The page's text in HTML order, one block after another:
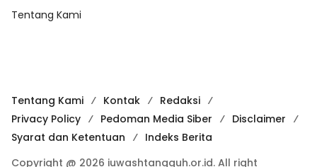
Tentang Kami
Tentang Kami Kontak
Redaksi
Privacy Policy
Pedoman Media Siber
Disclaimer
Syarat dan Ketentuan
Indeks Berita
Copyright @ 2026 iuwashtangguh.or.id. All right